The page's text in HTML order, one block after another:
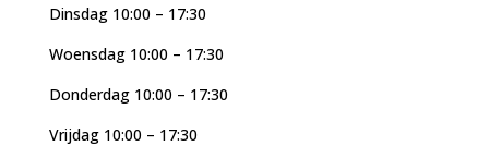
Dinsdag 10:00 – 17:30
Woensdag 10:00 – 17:30
Donderdag 10:00 – 17:30
Vrijdag 10:00 – 17:30